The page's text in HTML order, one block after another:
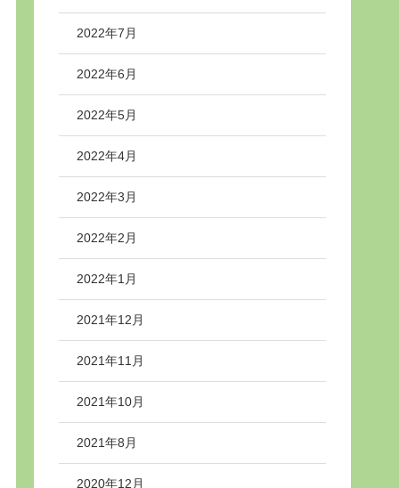
2022年7月
2022年6月
2022年5月
2022年4月
2022年3月
2022年2月
2022年1月
2021年12月
2021年11月
2021年10月
2021年8月
2020年12月